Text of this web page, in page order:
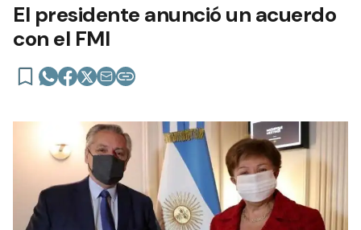
El presidente anunció un acuerdo
con el FMI